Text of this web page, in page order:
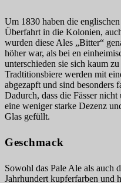
Um 1830 haben die
Überfahrt in die Kolonien,
wurden diese Ales „Bitter“
höher war, als bei en
unterschieden sie sich kaum
Tradtitionsbiere werden mit
abgezapft und sind besonders
Dadurch, dass die Fässer
eine weniger starke Dezenz
Glas gefüllt.
Geschmack
Sowohl das Pale Ale als auch
Jahrhundert kupferfarben und